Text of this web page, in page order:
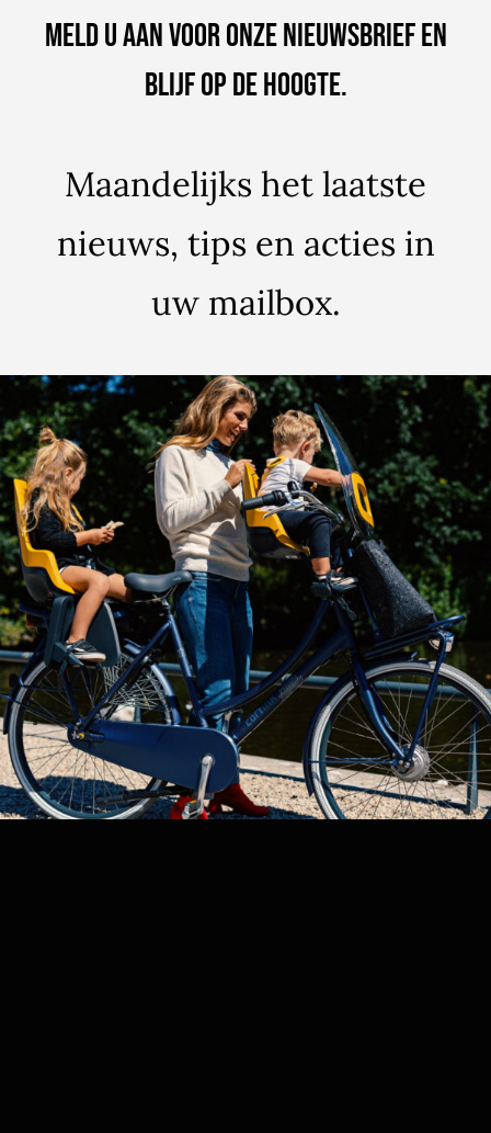
Meld u aan voor onze nieuwsbrief en
blijf op de hoogte.
Maandelijks het laatste
nieuws, tips en acties in
uw mailbox.